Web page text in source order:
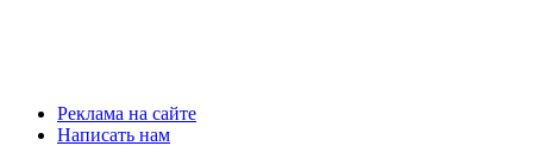
Реклама на сайте
Написать нам